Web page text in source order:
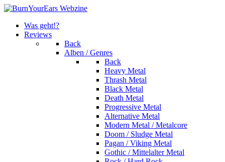
Was geht!?
Reviews
Back
Alben / Genres
Back
Heavy Metal
Thrash Metal
Black Metal
Death Metal
Progressive Metal
Alternative Metal
Modern Metal / Metalcore
Doom / Sludge Metal
Pagan / Viking Metal
Gothic / Mittelalter Metal